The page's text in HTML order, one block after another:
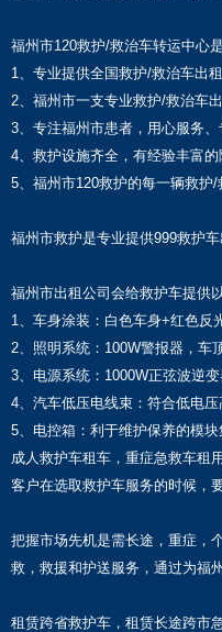
福州市120救护/救治车转运中心
1、专业提供全国救护/救治车出
2、福州市一支专业救护/救治车
3、专注福州市患者，用心服务
4、救护设施齐全，有经验丰富
5、福州市120救护的每一辆救护
福州市救护是专业提供999救护
福州市出租公司会给救护车提供
1、车身涂装：白色车身+红色反
2、照明系统：100W警报器，车
3、电源系统：1000W正弦波逆
4、汽车低压电线束：符合低电压
5、电控箱：利于维护保养的模
成人救护车租车，重症急救车租
客户在选取救护车服务的时候，
把握市场先机是需长途，重症，
救，救援和护送服务，通过为福
租赁跨省救护车，租赁长途跨市